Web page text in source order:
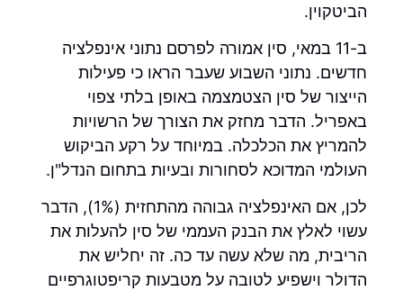
הביטקוין.
ב-11 במאי, סין אמורה לפרסם נתוני אינפלציה
חדשים. נתוני השבוע שעבר הראו כי פעילות
הייצור של סין הצטמצמה באופן בלתי צפוי
באפריל. הדבר מחזק את הצורך של הרשויות
להמריץ את הכלכלה. במיוחד על רקע הביקוש
העולמי המדוכא לסחורות ובעיות בתחום הנדל"ן.
לכן, אם האינפלציה גבוהה מהתחזית (1%), הדבר
עשוי לאלץ את הבנק העממי של סין להעלות את
הריבית, מה שלא עשה עד כה. זה יחליש את
הדולר וישפיע לטובה על מטבעות קריפטוגרפיים